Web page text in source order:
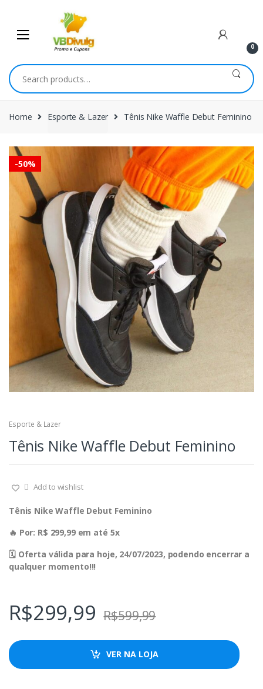
navigation
content
0
Search
for:
Home Esporte & Lazer Tênis Nike Waffle Debut Feminino
-50%
Esporte & Lazer
Tênis Nike Waffle Debut Feminino
Add to wishlist
Tênis Nike Waffle Debut Feminino
🔥 Por: R$ 299,99 em até 5x
🗓 Oferta válida para hoje, 24/07/2023, podendo encerrar a
qualquer momento!!!
R$299,99 R$599,99
VER NA LOJA